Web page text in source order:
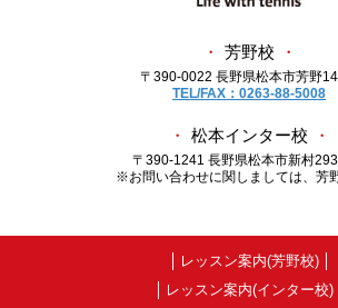
・ 芳野校 ・
〒390-0022 長野県松本市芳野
TEL/FAX：0263-88-5008
・ 松本インター校 ・
〒390-1241 長野県松本市新村
※お問い合わせに関しましては、芳
レッスン案内(芳野校)
レッスン案内(インター校)